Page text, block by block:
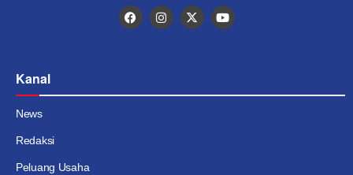
Kanal
News
Redaksi
Peluang Usaha